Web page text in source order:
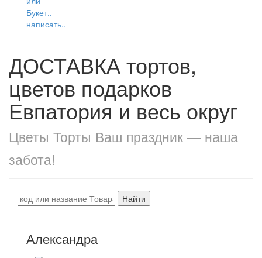
написать..
ДОСТАВКА тортов,
цветов подарков
Евпатория и весь округ
Цветы Торты Ваш праздник — наша
забота!
Найти
Александра